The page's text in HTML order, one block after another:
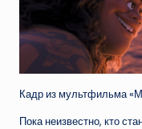
Кадр из мультфильма
Пока неизвестно, кто